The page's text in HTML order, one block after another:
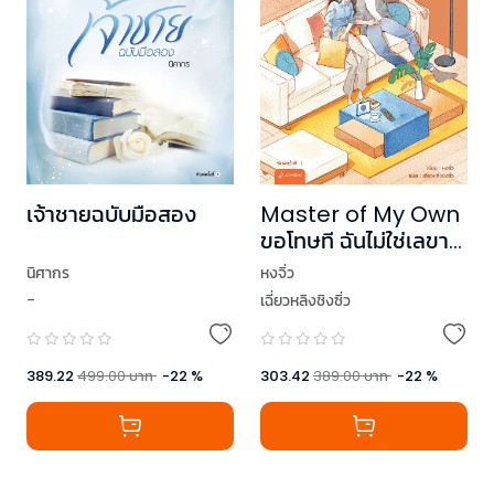
เจ้าชายฉบับมือสอง
นิศากร
-
389.22 499.00บาท -22 %
Master of My Own
ขอโทษที ฉันไม่ใช่เลขา
คุณแล้ว เล่ม 3
หงจิ่ว
เฉี่ยวหลิงชิงซิ่ว
303.42 389.00บาท -22 %